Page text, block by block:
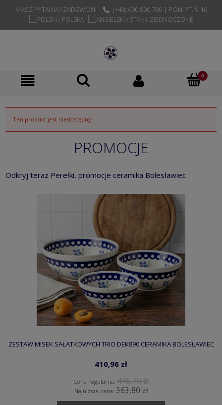
MASZ PYTANIA? ZADZWOŃ! (+48) 690 800 780 | PON-PT. 9-16
Ten produkt jest niedostępny.
PROMOCJE
Odkryj teraz Perełki, promocje ceramika Bolesławiec
ZESTAW MISEK SAŁATKOWYCH TRIO DEK890 CERAMIKA BOLESŁAWIEC
410,96 zł
Cena regularna: 446,70 zł
Najniższa cena:363,80 zł